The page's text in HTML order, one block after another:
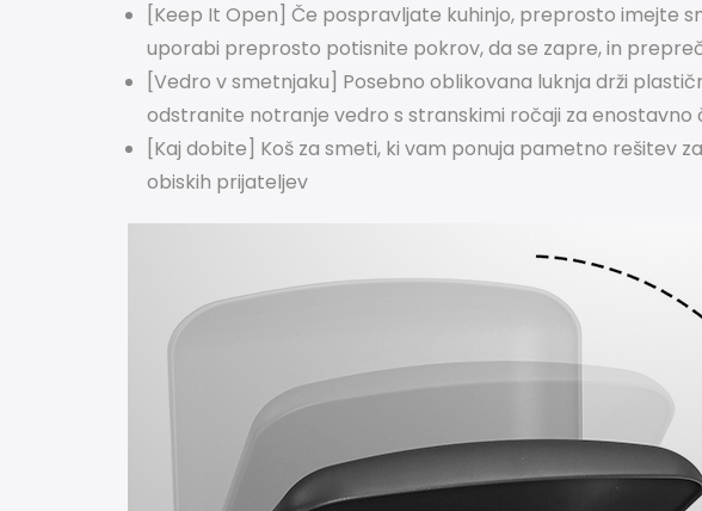
[Keep It Open] Če pospravljate kuhinjo, preprosto
uporabi preprosto potisnite pokrov, da se zapre, in
[Vedro v smetnjaku] Posebno oblikovana luknja drži
odstranite notranje vedro s stranskimi ročaji za enostavno
[Kaj dobite] Koš za smeti, ki vam ponuja pametno rešitev
obiskih prijateljev